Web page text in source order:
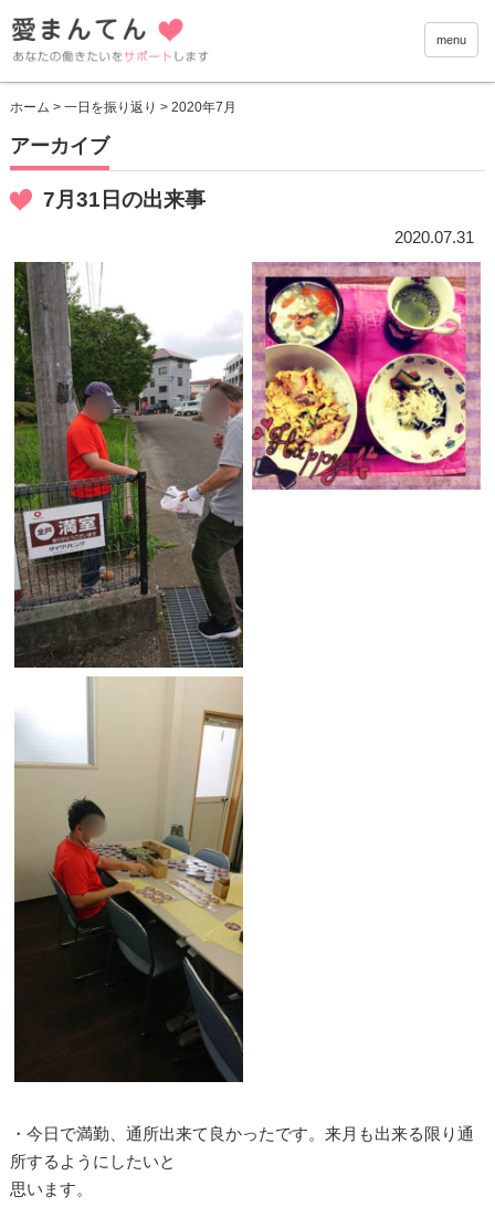
愛まん
menu
ホーム > 一日を振り返り > 2020年7月
アーカイブ
7月31日の出来事
2020.07.31
・今日で満勤、通所出来て良かったです。来月も出来る限り通
所するようにしたいと
思います。